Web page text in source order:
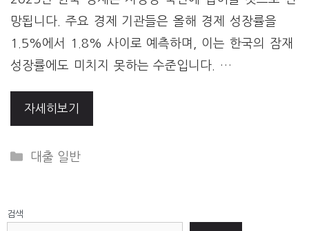
망됩니다. 주요 경제 기관들은 올해 경제 성장률을
1.5%에서 1.8% 사이로 예측하며, 이는 한국의 잠재
성장률에도 미치지 못하는 수준입니다. …
자세히보기
Categories
대출 일반
검색